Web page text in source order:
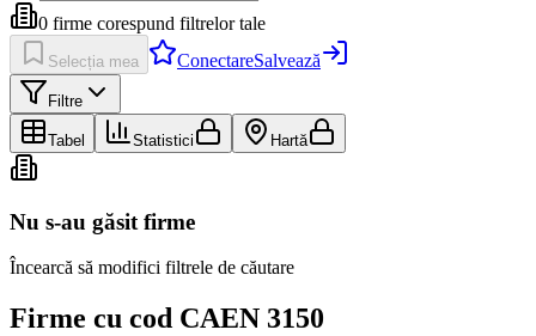
0 firme corespund filtrelor tale
Selecția mea ConectareSalvează
Filtre
Tabel Statistici Hartă
Nu s-au găsit firme
Încearcă să modifici filtrele de căutare
Firme cu cod CAEN 3150